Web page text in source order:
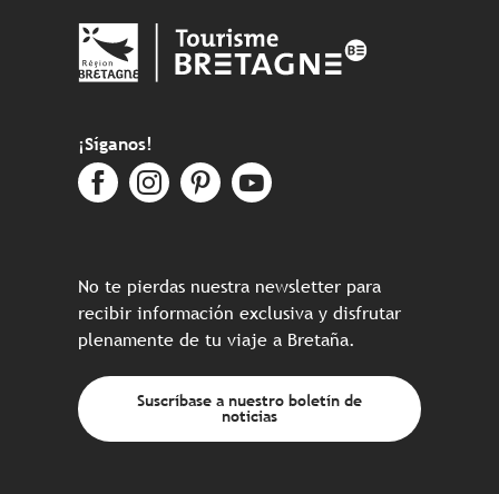
¡Síganos!
No te pierdas nuestra newsletter para
recibir información exclusiva y disfrutar
plenamente de tu viaje a Bretaña.
Suscríbase a nuestro boletín de
noticias